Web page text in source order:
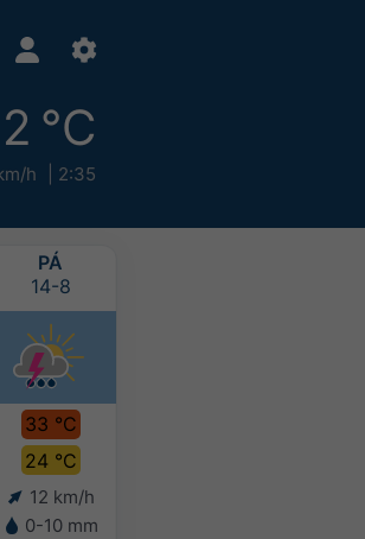
°C
h 2:35
PÁ
14-8
33 °C
24 °C
12 km/h
0-10 mm